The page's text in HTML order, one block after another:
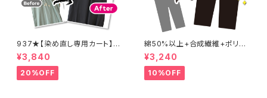
937★【染め直し専用カート】4
800円
¥3,840
20%OFF
綿50%以上+合成繊維+ポリウ
レタン 黒染め パンツ 【元色：
黒】 -染め直し[漆黒 - Black]4
01-0076
¥3,240
10%OFF